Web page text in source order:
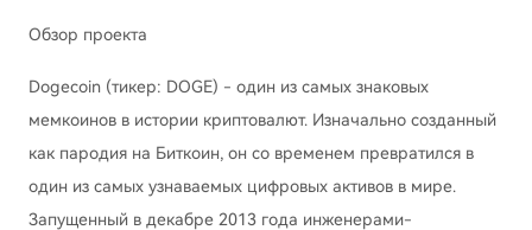
Обзор проекта
Dogecoin (тикер: DOGE) - один из самых знаковых
мемкоинов в истории криптовалют. Изначально созданный
как пародия на Биткоин, он со временем превратился в
один из самых узнаваемых цифровых активов в мире.
Запущенный в декабре 2013 года инженерами-